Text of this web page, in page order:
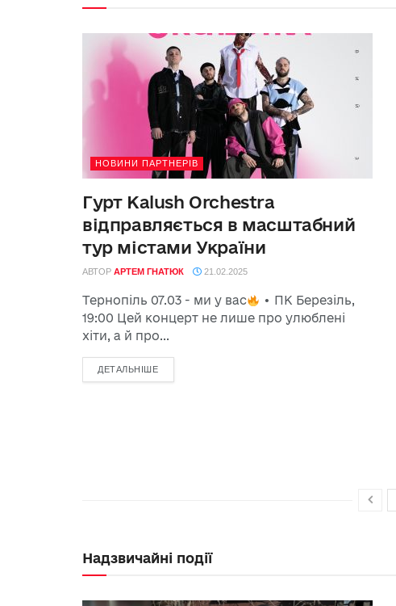
НОВИНИ ПАРТНЕРІВ
Гурт Kalush Orchestra
відправляється в масштабний
тур містами України
АВТОР АРТЕМ ГНАТЮК 21.02.2025
Тернопіль 07.03 - ми у вас
• ПК Березіль,
19:00 Цей концерт не лише про улюблені
хіти, а й про...
ДЕТАЛЬНІШЕ
Надзвичайні події